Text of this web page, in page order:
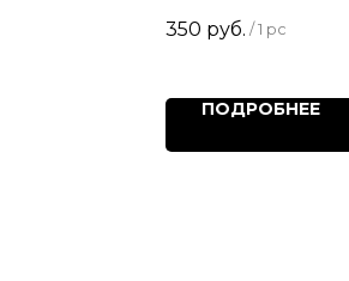
350 руб. / 1 pc
ПОДРОБНЕЕ